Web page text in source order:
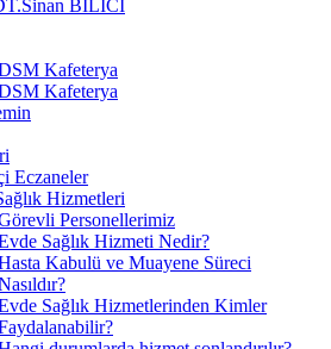
BİLİCİ
Kafeterya
Kafeterya
Eczaneler
Hizmetleri
Personellerimiz
Sağlık Hizmeti Nedir?
Kabulü ve Muayene Süreci
Sağlık Hizmetlerinden Kimler